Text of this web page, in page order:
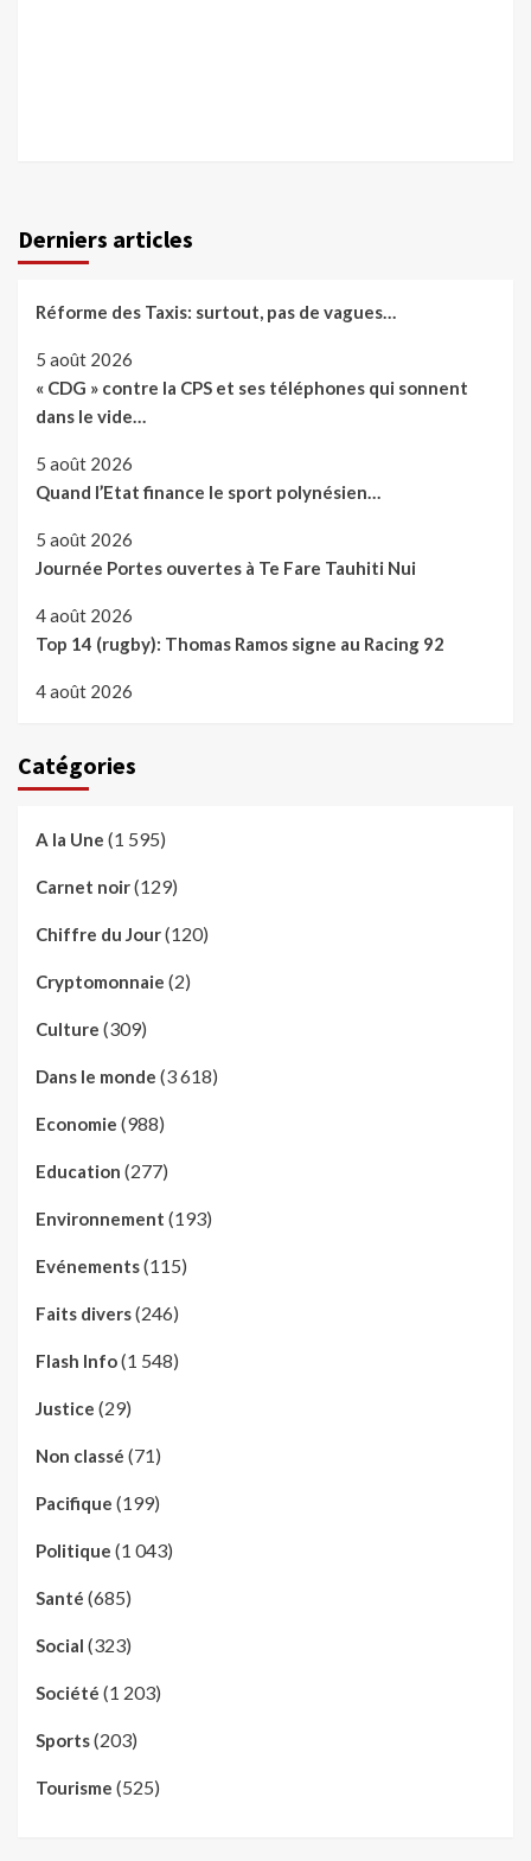
Derniers articles
Réforme des Taxis: surtout, pas de vagues…
5 août 2026
« CDG » contre la CPS et ses téléphones qui sonnent
dans le vide…
5 août 2026
Quand l’Etat finance le sport polynésien…
5 août 2026
Journée Portes ouvertes à Te Fare Tauhiti Nui
4 août 2026
Top 14 (rugby): Thomas Ramos signe au Racing 92
4 août 2026
Catégories
A la Une (1 595)
Carnet noir(129)
Chiffre du Jour(120)
Cryptomonnaie (2)
Culture (309)
Dans le monde (3 618)
Economie (988)
Education (277)
Environnement (193)
Evénements(115)
Faits divers(246)
Flash Info(1 548)
Justice (29)
Non classé (71)
Pacifique (199)
Politique (1 043)
Santé (685)
Social (323)
Société (1 203)
Sports(203)
Tourisme (525)